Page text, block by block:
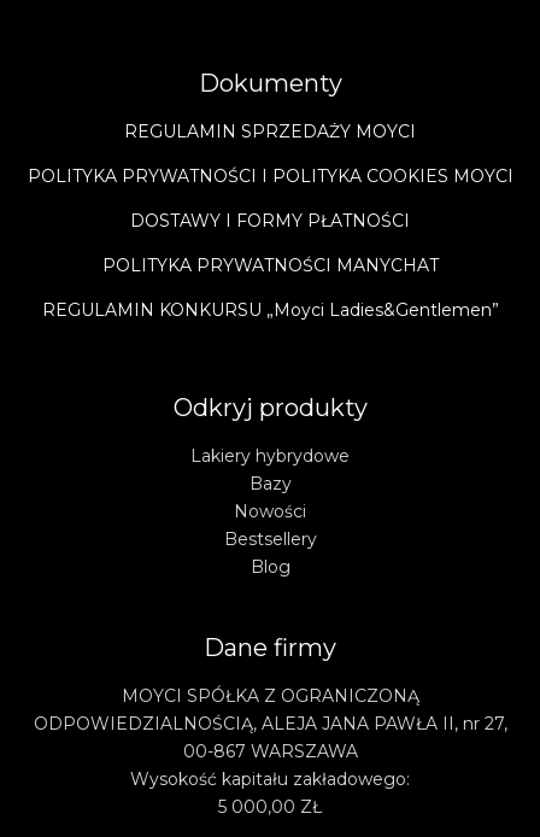
Dokumenty
REGULAMIN SPRZEDAŻY MOYCI
POLITYKA PRYWATNOŚCI I POLITYKA COOKIES MOYCI
DOSTAWY I FORMY PŁATNOŚCI
POLITYKA PRYWATNOŚCI MANYCHAT
REGULAMIN KONKURSU „Moyci Ladies&Gentlemen”
Odkryj produkty
Lakiery hybrydowe
Bazy
Nowości
Bestsellery
Blog
Dane firmy
MOYCI SPÓŁKA Z OGRANICZONĄ
ODPOWIEDZIALNOŚCIĄ, ALEJA JANA PAWŁA II, nr 27,
00-867 WARSZAWA
Wysokość kapitału zakładowego:
5 000,00 ZŁ